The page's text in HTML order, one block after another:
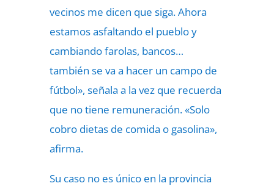
vecinos me dicen que siga. Ahora
estamos asfaltando el pueblo y
cambiando farolas, bancos…
también se va a hacer un campo de
fútbol», señala a la vez que recuerda
que no tiene remuneración. «Solo
cobro dietas de comida o gasolina»,
afirma.
Su caso no es único en la provincia